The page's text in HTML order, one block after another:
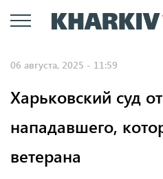
к
06 августа, 2025 - 11:59
Харьковский суд
нападавшего,
ветерана